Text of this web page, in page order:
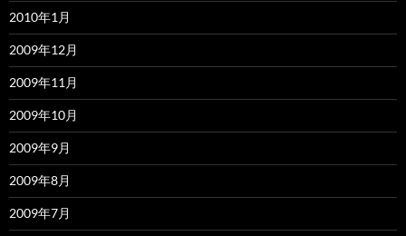
2010年1月
2009年12月
2009年11月
2009年10月
2009年9月
2009年8月
2009年7月